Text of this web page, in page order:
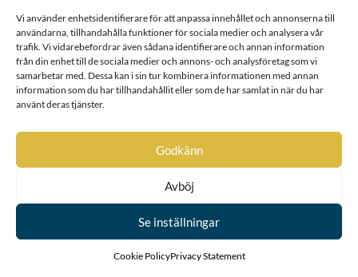
Vi använder enhetsidentifierare för att anpassa innehållet och annonserna till
användarna, tillhandahålla funktioner för sociala medier och analysera vår
trafik. Vi vidarebefordrar även sådana identifierare och annan information
från din enhet till de sociala medier och annons- och analysföretag som vi
samarbetar med. Dessa kan i sin tur kombinera informationen med annan
information som du har tillhandahållit eller som de har samlat in när du har
använt deras tjänster.
Godkänn
Avböj
Se inställningar
Cookie PolicyPrivacy Statement
Ointroducerad
Palmfelt
220
Palmstierna
Ointroducerad
von Palthen
1604
Panso
2343
Pantzerhielm
1915
Pechlin
2071
af Petersens
1922
von Platen
von Plessen
Plommenfelt
Pollet